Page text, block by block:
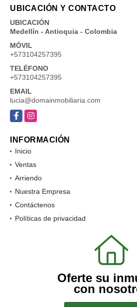
UBICACIÓN Y CONTACTO
UBICACIÓN
Medellín - Antioquia - Colombia
MÓVIL
+573104257395
TELÉFONO
+573104257395
EMAIL
lucia@domainmobiliaria.com
FacebookInstagram
INFORMACIÓN
Inicio
Ventas
Arriendo
Nuestra Empresa
Contáctenos
Políticas de privacidad
Oferte su
con